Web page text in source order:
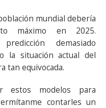
mundial debería
máximo en 2025.
demasiado
la situación actual del
tan equivocada.
estos modelos para
contarles un